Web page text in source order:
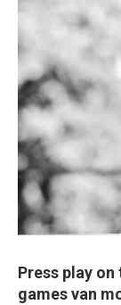
Press play
games van